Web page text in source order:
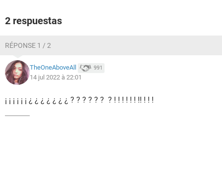
2 respuestas
RÉPONSE 1 / 2
TheOneAboveAll 991
14 jul 2022 à 22:01
¡ ¡ ¡ ¡ ¡ ¡ ¿ ¿ ¿ ¿ ¿ ¿ ¿ ? ? ? ? ? ? ? ! ! ! ! ! ! !! ! ! !